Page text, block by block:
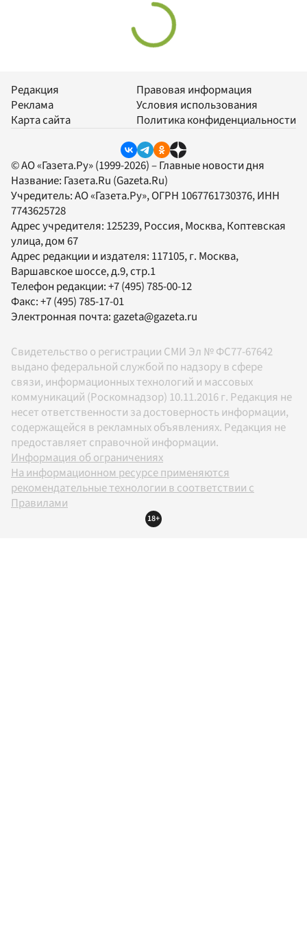
Редакция
Реклама
Карта сайта
Правовая информация
Условия использования
Политика конфиденциальности
© АО «Газета.Ру» (1999-2026) – Главные новости дня
Название: Газета.Ru (Gazeta.Ru)
Учредитель:АО «Газета.Ру», ОГРН 1067761730376, ИНН
7743625728
Адрес учредителя: 125239, Россия, Москва, Коптевская
улица, дом 67
Адрес редакции и издателя: 117105, г. Москва,
Варшавское шоссе, д.9, стр.1
Телефон редакции:+7 (495) 785-00-12
Факс:+7 (495) 785-17-01
Электронная почта:gazeta@gazeta.ru
Свидетельство о регистрации СМИ Эл № ФС77-67642
выдано федеральной службой по надзору в сфере
связи, информационных технологий и массовых
коммуникаций (Роскомнадзор) 10.11.2016 г. Редакция не
несет ответственности за достоверность информации,
содержащейся в рекламных объявлениях. Редакция не
предоставляет справочной информации.
Информация об ограничениях
На информационном ресурсе применяются
рекомендательные технологии в соответствии с
Правилами
18+